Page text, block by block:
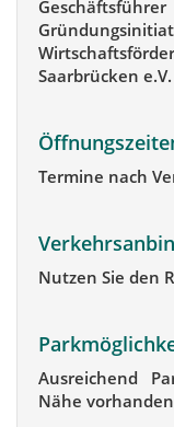
Saarbrücken e.V.
Termine nach
Nutzen Sie den
Ausreichend
Nähe